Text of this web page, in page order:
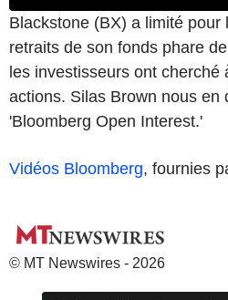
Blackstone (BX) a limité pour
retraits de son fonds phare
les investisseurs ont cherché
actions. Silas Brown nous en
'Bloomberg Open Interest.'
Vidéos Bloomberg, fournies
© MT Newswires - 2026